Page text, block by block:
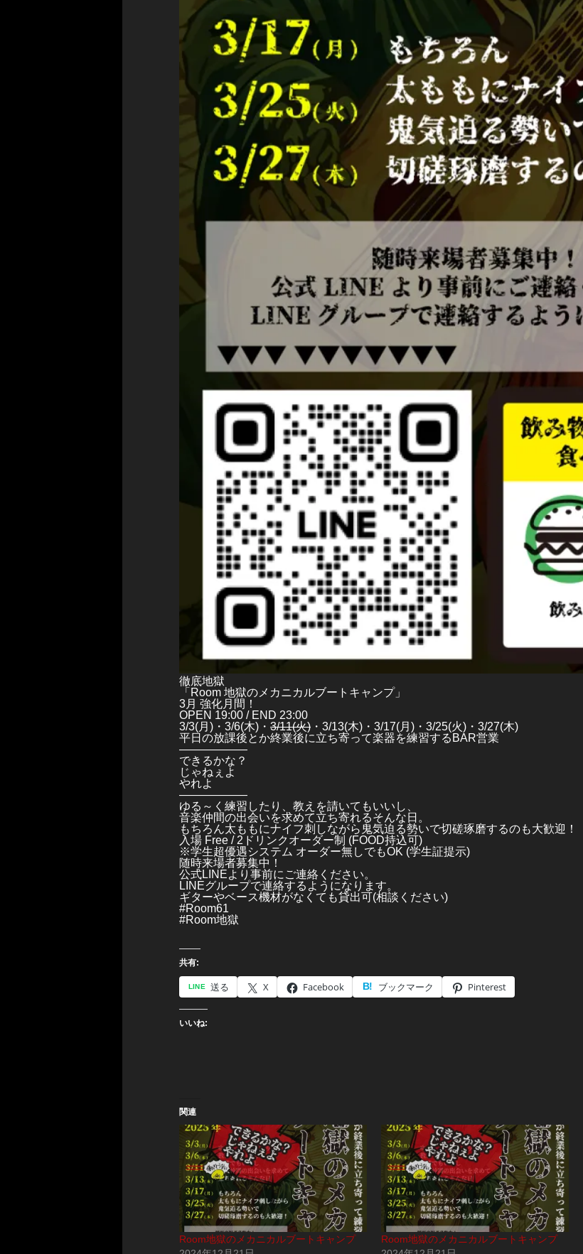
徹底地獄
「Room 地獄のメカニカルブートキャンプ」
3月 強化月間！
OPEN 19:00 / END 23:00
3/3(月)・3/6(木)・ 3/11(火) ・3/13(木)・3/17(月)・3/25(火)・3/27(木)
平日の放課後とか終業後に立ち寄って楽器を練習するBAR営業
——————
できるかな？
じゃねぇよ
やれよ
——————
ゆる～く練習したり、教えを請いてもいいし、
音楽仲間の出会いを求めて立ち寄れるそんな日。
もちろん太ももにナイフ刺しながら鬼気迫る勢いで切磋琢磨するのも大歓迎！
入場 Free / 2ドリンクオーダー制 (FOOD持込可)
※学生超優遇システム オーダー無しでもOK (学生証提示)
随時来場者募集中！
公式LINEより事前にご連絡ください。
LINEグループで連絡するようになります。
ギターやベース機材がなくても貸出可(相談ください)
#Room61
#Room地獄
共有:
送る X Facebook ブックマーク Pinterest
いいね:
関連
Room地獄のメカニカルブートキャンプ
Room地獄のメカニカルブートキャンプ